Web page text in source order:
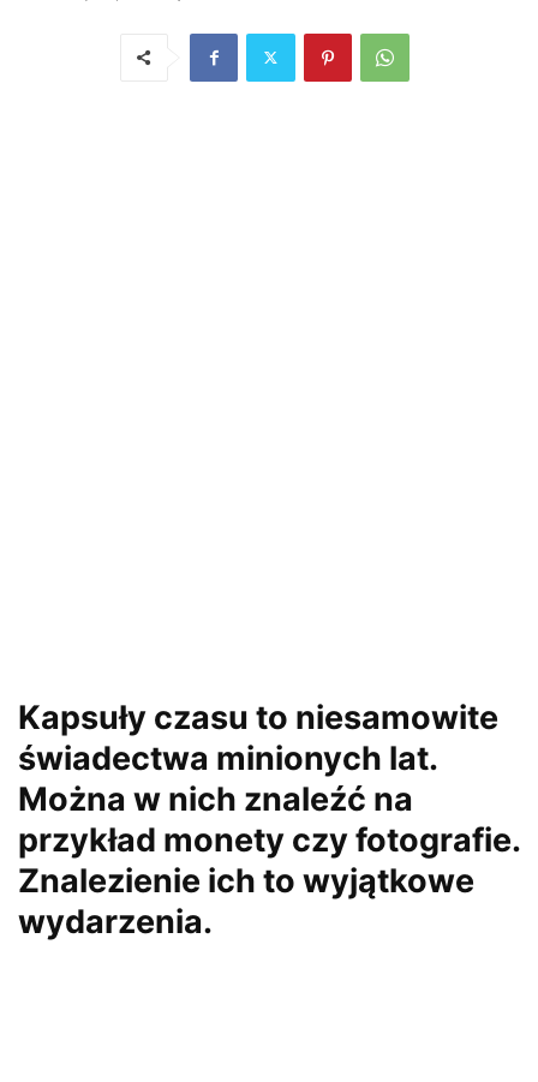
Kapsuły czasu to niesamowite
świadectwa minionych lat.
Można w nich znaleźć na
przykład monety czy fotografie.
Znalezienie ich to wyjątkowe
wydarzenia.